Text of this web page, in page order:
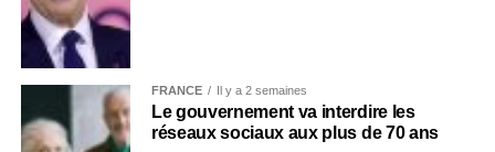
FRANCE Il y a 2 semaines
Le gouvernement va interdire les
réseaux sociaux aux plus de 70 ans